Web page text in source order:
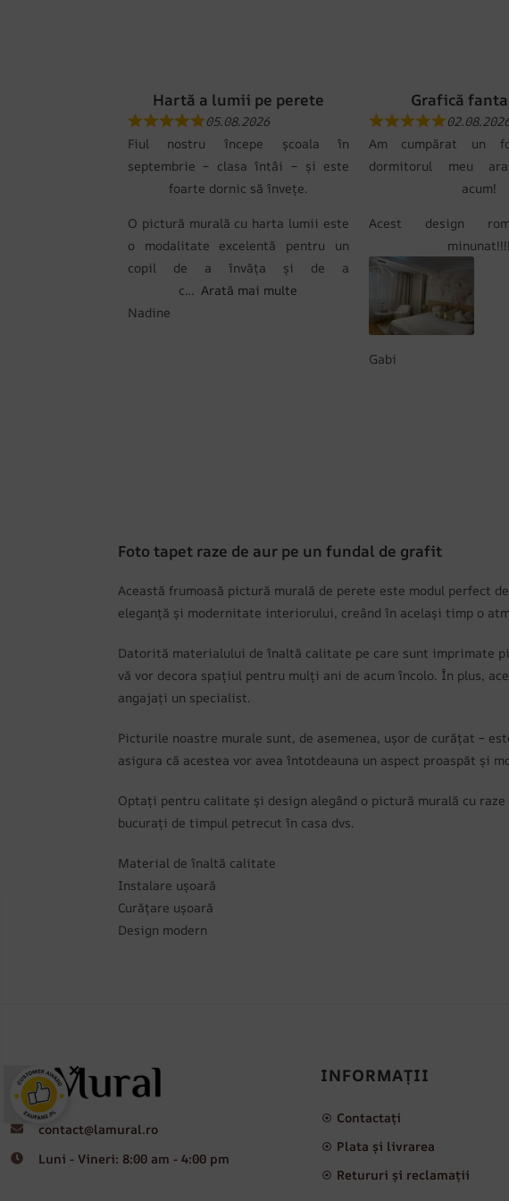
Hartă a lumii pe perete
05.08.2026
Fiul nostru începe școala în
septembrie – clasa întâi – și este
foarte dornic să învețe.
O pictură murală cu harta lumii este
o modalitate excelentă pentru un
copil de a învăța și de a
c
Arată mai multe
Nadine
Grafică
Am cumpărat un
dormitorul meu
acum!
Acest design
minunat!!!!
Gabi
Foto tapet raze de aur pe un fundal de grafit
Această frumoasă pictură murală de perete este modul perfect
eleganță și modernitate interiorului, creând în același timp o
Datorită materialului de înaltă calitate pe care sunt imprimate
vă vor decora spațiul pentru mulți ani de acum încolo. În plus,
angajați un specialist.
Picturile noastre murale sunt, de asemenea, ușor de curățat –
asigura că acestea vor avea întotdeauna un aspect proaspăt și
Optați pentru calitate și design alegând o pictură murală cu
bucurați de timpul petrecut în casa dvs.
Material de înaltă calitate
Instalare ușoară
Curățare ușoară
Design modern
contact@lamural.ro
Luni - Vineri: 8:00 am - 4:00 pm
INFORMAȚII
Contactați
Plata și livrarea
Retururi și reclamații
×